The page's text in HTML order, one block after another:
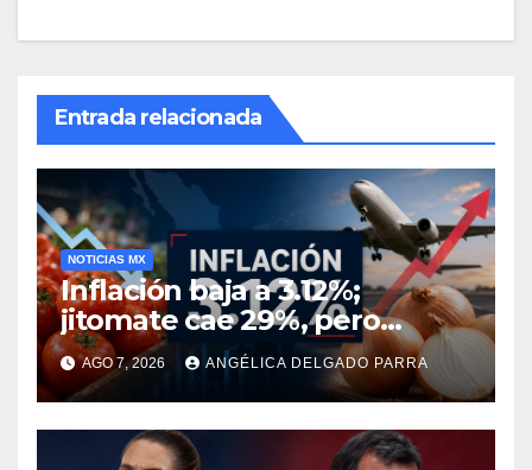
Entrada relacionada
NOTICIAS MX
Inflación baja a 3.12%;
jitomate cae 29%, pero
cebolla y vuelos se
encarecen
AGO 7, 2026 ANGÉLICA DELGADO PARRA